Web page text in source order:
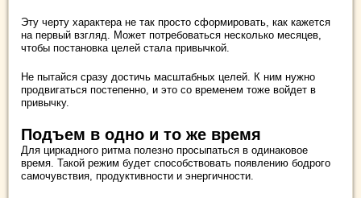
Эту черту характера не так просто сформировать, как кажется
на первый взгляд. Может потребоваться несколько месяцев,
чтобы постановка целей стала привычкой.
Не пытайся сразу достичь масштабных целей. К ним нужно
продвигаться постепенно, и это со временем тоже войдет в
привычку.
Подъем в одно и то же время
Для циркадного ритма полезно просыпаться в одинаковое
время. Такой режим будет способствовать появлению бодрого
самочувствия, продуктивности и энергичности.